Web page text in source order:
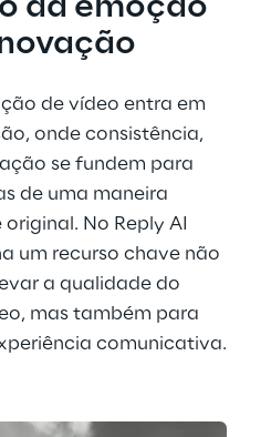
da emoção
de vídeo entra em
onde consistência,
se fundem para
de uma maneira
No Reply AI
um recurso chave não
a qualidade do
mas também para
comunicativa.